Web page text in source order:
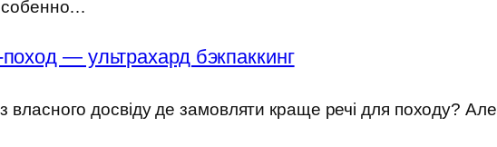
— ультрахард бэкпаккинг
власного досвіду де замовляти краще речі для походу?